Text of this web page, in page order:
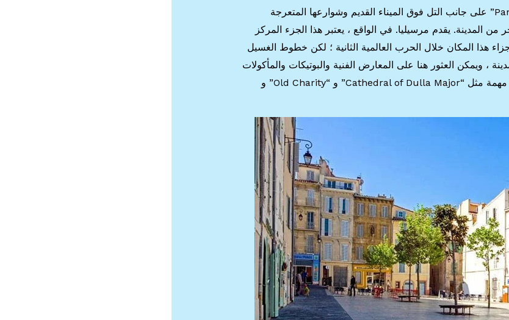
تقع “البلدة القديمة” أو “الحي القديم” (Le Panier) أو “Panier” على جانب التل فوق الميناء القديم وشوارعها المتعرجة
المدينة. يقدم مرسيليا. في الواقع ، يعتبر هذا الجزء المركز
هذا المكان خلال الحرب العالمية الثانية ؛ لكن خطوط الغسيل
، ويمكن العثور هنا على المعارض الفنية والبوتيكات والمأكولات
الجزائرية التقليدية. كما توجد في هذه المنطقة مبان تاريخية مهمة مثل “Cathedral of Dulla Major” و “Old Charity” و